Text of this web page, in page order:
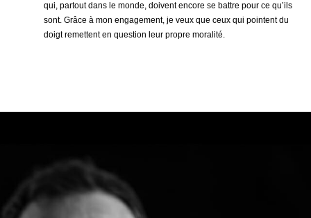
qui, partout dans le monde, doivent encore se battre pour ce qu’ils
sont. Grâce à mon engagement, je veux que ceux qui pointent du
doigt remettent en question leur propre moralité.